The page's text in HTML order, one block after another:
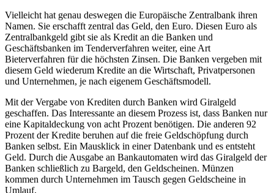
Vielleicht hat genau deswegen die Europäische Zentralbank ihren
Namen. Sie erschafft zentral das Geld, den Euro. Diesen Euro als
Zentralbankgeld gibt sie als Kredit an die Banken und
Geschäftsbanken im Tenderverfahren weiter, eine Art
Bieterverfahren für die höchsten Zinsen. Die Banken vergeben mit
diesem Geld wiederum Kredite an die Wirtschaft, Privatpersonen
und Unternehmen, je nach eigenem Geschäftsmodell.
Mit der Vergabe von Krediten durch Banken wird Giralgeld
geschaffen. Das Interessante an diesem Prozess ist, dass Banken nur
eine Kapitaldeckung von acht Prozent benötigen. Die anderen 92
Prozent der Kredite beruhen auf die freie Geldschöpfung durch
Banken selbst. Ein Mausklick in einer Datenbank und es entsteht
Geld. Durch die Ausgabe an Bankautomaten wird das Giralgeld der
Banken schließlich zu Bargeld, den Geldscheinen. Münzen
kommen durch Unternehmen im Tausch gegen Geldscheine in
Umlauf.